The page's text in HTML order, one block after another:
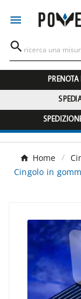


Home
Cingolo in